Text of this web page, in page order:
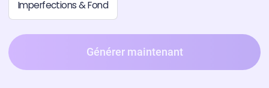
Imperfections & Fond
Générer maintenant